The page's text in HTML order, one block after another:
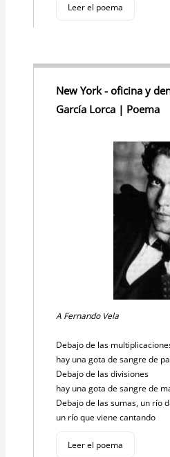
Leer el poema
New York - oficina y
García Lorca | Poema
A Fernando Vela
Debajo de las
hay una gota de sangre de
Debajo de las divisiones
hay una gota de sangre de
Debajo de las sumas, un río
un río que viene cantando
Leer el poema